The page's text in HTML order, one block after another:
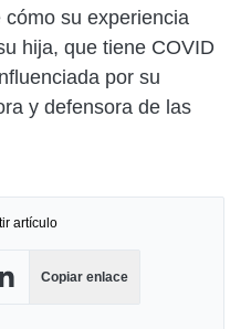
su experiencia
hija, que tiene COVID
por su
y defensora de las
artículo
Copiar enlace